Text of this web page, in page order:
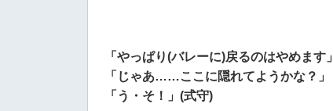
「やっぱり(バレーに)戻るのはやめます」
「じゃあ……ここに隠れてようかな？」
「う・そ！」(式守)